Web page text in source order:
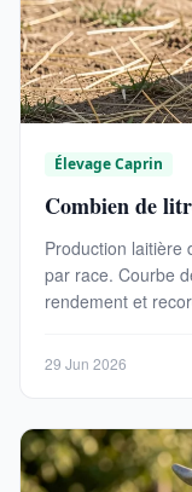
Élevage Caprin
Combien de
Production laitière
par race. Courbe
rendement et
29 Jun 2026